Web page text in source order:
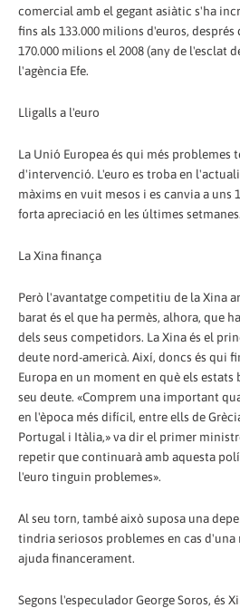
comercial amb el gegant asiàtic s'ha
fins als 133.000 milions d'euros,
170.000 milions el 2008 (any de l'esclat
l'agència Efe.
Lligalls a l'euro
La Unió Europea és qui més problemes
d'intervenció. L'euro es troba en
màxims en vuit mesos i es canvia a uns
forta apreciació en les últimes setmanes.
La Xina finança
Però l'avantatge competitiu de la Xina
barat és el que ha permès, alhora, que
dels seus competidors. La Xina és el
deute nord-americà. Així, doncs és qui
Europa en un moment en què els
seu deute. «Comprem una important
en l'època més difícil, entre ells de
Portugal i Itàlia,» va dir el primer
repetir que continuarà amb aquesta
l'euro tinguin problemes».
Al seu torn, també això suposa una
tindria seriosos problemes en cas d'una
ajuda financerament.
Segons l'especulador George Soros, és